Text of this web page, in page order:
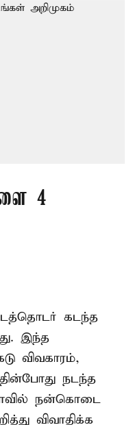
4
கடந்த
இந்த
விவகாரம்,
நடந்த
நன்கொடை
விவாதிக்க